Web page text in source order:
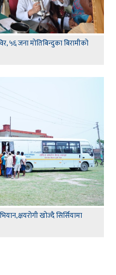
५६ जना मोतिबिन्दुका बिरामीको
खोज्दै सिर्सियामा